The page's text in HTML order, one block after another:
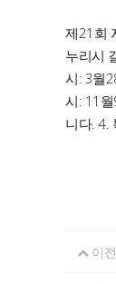
제21회
누리
시: 3월
시: 11
니다.
이